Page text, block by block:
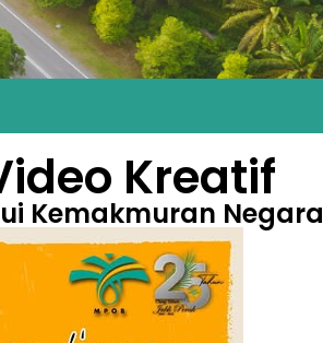
Kreatif
Kemakmuran Negara